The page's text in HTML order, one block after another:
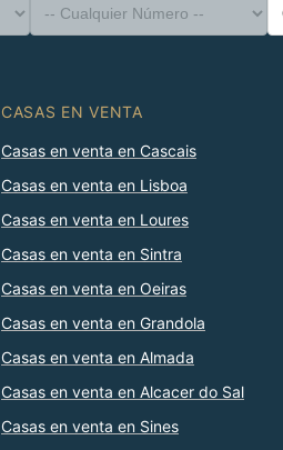
CASAS EN VENTA
Casas en venta en Cascais
Casas en venta en Lisboa
Casas en venta en Loures
Casas en venta en Sintra
Casas en venta en Oeiras
Casas en venta en Grandola
Casas en venta en Almada
Casas en venta en Alcacer do Sal
Casas en venta en Sines